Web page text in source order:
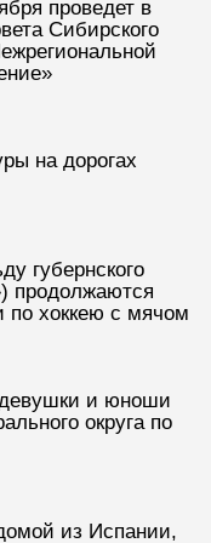
проведет в
Сибирского
на дорогах
губернского
продолжаются
по хоккею с мячом
и юноши
округа по
из Испании,